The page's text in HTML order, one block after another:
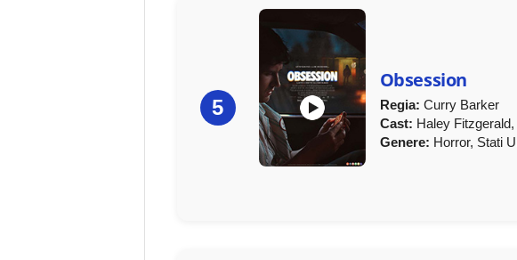
5
Obsession
Regia: Curry Barker
Cast: Haley
Genere: Horror, Stati